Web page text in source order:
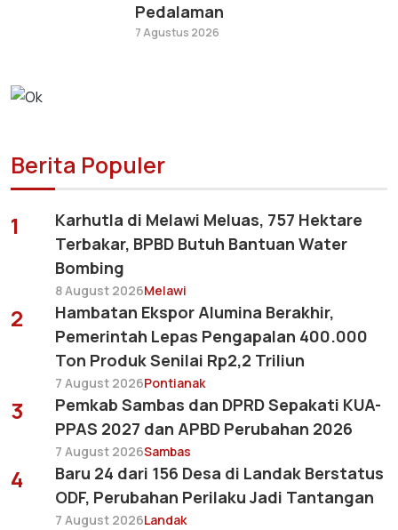
Pedalaman
7 Agustus 2026
Berita Populer
1
Karhutla di Melawi Meluas, 757 Hektare
Terbakar, BPBD Butuh Bantuan Water
Bombing
8 August 2026Melawi
2
Hambatan Ekspor Alumina Berakhir,
Pemerintah Lepas Pengapalan 400.000
Ton Produk Senilai Rp2,2 Triliun
7 August 2026Pontianak
3
Pemkab Sambas dan DPRD Sepakati KUA-
PPAS 2027 dan APBD Perubahan 2026
7 August 2026Sambas
4
Baru 24 dari 156 Desa di Landak Berstatus
ODF, Perubahan Perilaku Jadi Tantangan
7 August 2026Landak